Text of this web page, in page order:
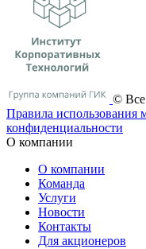
© Все
Правила использования
конфиденциальности
О компании
О компании
Команда
Услуги
Новости
Контакты
Для акционеров